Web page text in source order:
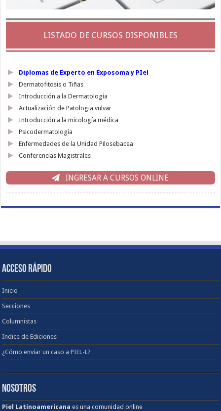
LISTADO DE CURSOS DISPONIBLES
Diplomas de Experto en Exposoma y PIel
Dermatofitosis o Tiñas
Introducción a la Dermatología
Actualización de Patologia vulvar
Introducción a la micología médica
Psicodermatología
Enfermedades de la Unidad Pilosebacea
Conferencias Magistrales
INGRESAR A CURSOS ONLINE
ACCESO RÁPIDO
Inicio
Secciones
Columnistas
Indice de Ediciones
¿Cómo enviar un caso a PIEL-L?
NOSOTROS
Piel Latinoamericanaes una comunidad online